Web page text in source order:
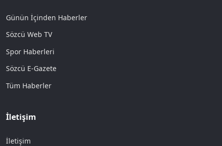
Günün İçinden Haberler
Sözcü Web TV
Spor Haberleri
Sözcü E-Gazete
Tüm Haberler
İletişim
İletişim